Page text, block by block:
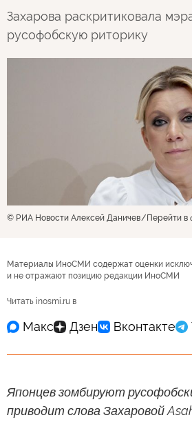
Захарова раскритиковала
русофобскую риторику
© РИА Новости Алексей Даничев Перейти в
Материалы ИноСМИ содержат оценки
и не отражают позицию редакции ИноСМИ
Читать inosmi.ru в
Японцев зомбируют
приводит слова Захаровой